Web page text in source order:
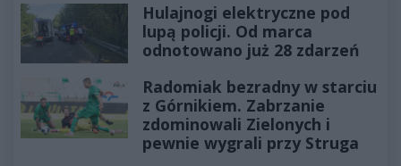
Hulajnogi elektryczne pod
lupą policji. Od marca
odnotowano już 28 zdarzeń
Radomiak bezradny w starciu
z Górnikiem. Zabrzanie
zdominowali Zielonych i
pewnie wygrali przy Struga